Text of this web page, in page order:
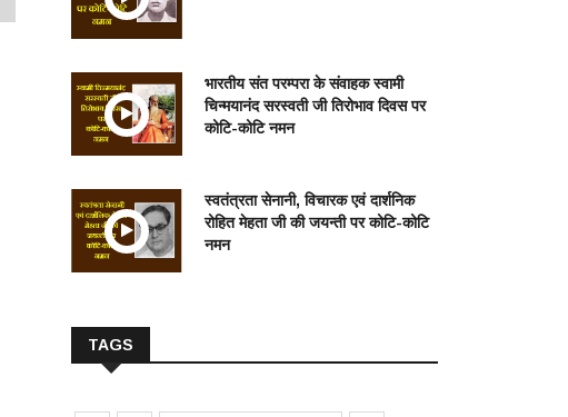
भारतीय संत परम्परा के संवाहक स्वामी
चिन्मयानंद सरस्वती जी तिरोभाव दिवस पर
कोटि-कोटि नमन
स्वतंत्रता सेनानी, विचारक एवं दार्शनिक
रोहित मेहता जी की जयन्ती पर कोटि-कोटि
नमन
TAGS